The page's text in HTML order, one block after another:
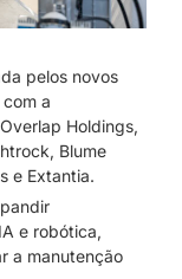
pelos novos
a
Holdings,
Blume
e Extantia.
e robótica,
a manutenção